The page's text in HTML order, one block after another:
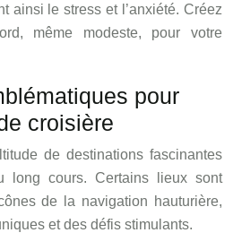
ainsi le stress et l’anxiété. Créez
même modeste, pour votre
pour
croisière
de destinations fascinantes
long cours. Certains lieux sont
de la navigation hauturière,
et des défis stimulants.